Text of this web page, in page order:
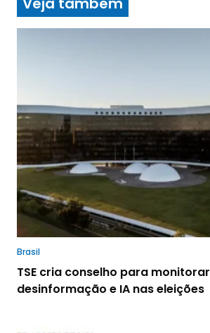
Brasil
TSE cria conselho para monitorar
desinformação e IA nas eleições